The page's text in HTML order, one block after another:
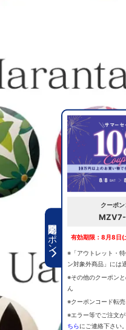
期間限定クーポン
クーポン
有効期限：8月8日
※「アウトレット・
ン対象外商品」には
※その他のクーポン
ん
※クーポンコード転
※エラー等でご注文が
ちらにご連絡下さい。